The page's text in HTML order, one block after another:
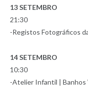
13 SETEMBRO
21:30
-Registos Fotográficos
14 SETEMBRO
10:30
-Atelier Infantil | Banhos